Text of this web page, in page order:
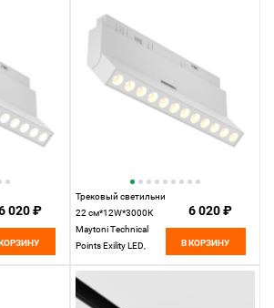
020 ₽
Трековый светильник
22 см*12W*3000К
Maytoni Technical
Points Exility LED,
12W3K-W
6 020 ₽
В КОРЗИНУ